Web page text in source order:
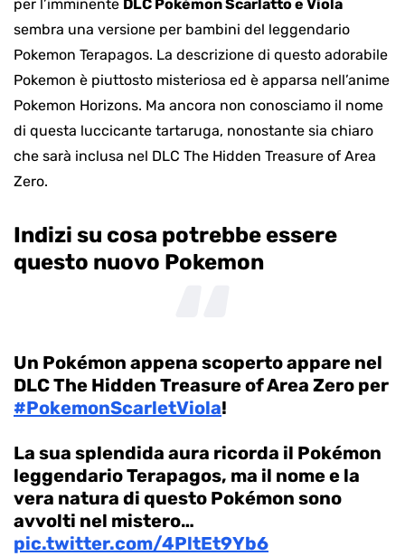
per l’imminente DLC Pokémon Scarlatto e Viola
sembra una versione per bambini del leggendario
Pokemon Terapagos. La descrizione di questo adorabile
Pokemon è piuttosto misteriosa ed è apparsa nell’anime
Pokemon Horizons. Ma ancora non conosciamo il nome
di questa luccicante tartaruga, nonostante sia chiaro
che sarà inclusa nel DLC The Hidden Treasure of Area
Zero.
Indizi su cosa potrebbe essere
questo nuovo Pokemon
Un Pokémon appena scoperto appare nel
DLC The Hidden Treasure of Area Zero per
#PokemonScarletViola!
La sua splendida aura ricorda il Pokémon
leggendario Terapagos, ma il nome e la
vera natura di questo Pokémon sono
avvolti nel mistero…
pic.twitter.com/4PltEt9Yb6